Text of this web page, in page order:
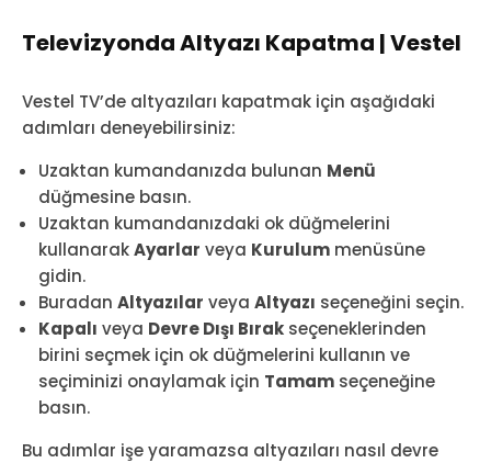
Televizyonda Altyazı Kapatma | Vestel
Vestel TV’de altyazıları kapatmak için aşağıdaki
adımları deneyebilirsiniz:
Uzaktan kumandanızda bulunan Menü
düğmesine basın.
Uzaktan kumandanızdaki ok düğmelerini
kullanarakAyarlar veya Kurulum menüsüne
gidin.
Buradan Altyazılar veya Altyazı seçeneğini seçin.
Kapalı veya Devre Dışı Bırak seçeneklerinden
birini seçmek için ok düğmelerini kullanın ve
seçiminizi onaylamak için Tamam seçeneğine
basın.
Bu adımlar işe yaramazsa altyazıları nasıl devre